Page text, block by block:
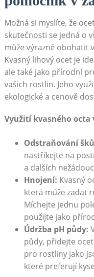
Možná si myslíte, že
skutečnosti se ‍jedná o
může výrazně obohatit
Kvasný⁤ lihový ⁤ocet⁤ je⁤
ale také jako přírodní
vašich rostlin.⁣ Jeho
‌ekologické a cenově‌
Využití ‌kvasného octa
Odstraňování
nastříkejte na
a dalších
Hnojení: Kvasný
která může ⁢zadat
⁤Míchejte jednu
použijte jako
Údržba pH půdy:
půdy, přidejte
pro rostliny jako
které preferují